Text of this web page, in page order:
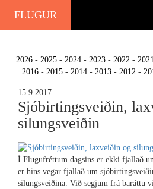
FLUGUR
2026 - 2025 - 2024 - 2023 - 2022 - 2021
2016 - 2015 - 2014 - 2013 - 2012 -
15.9.2017
Sjóbirtingsveiðin,
silungsveiðin
Í Flugufréttum dagsins er ekki fjallað
er hins vegar fjallað um
silungsveiðina. Við segjum frá baráttu